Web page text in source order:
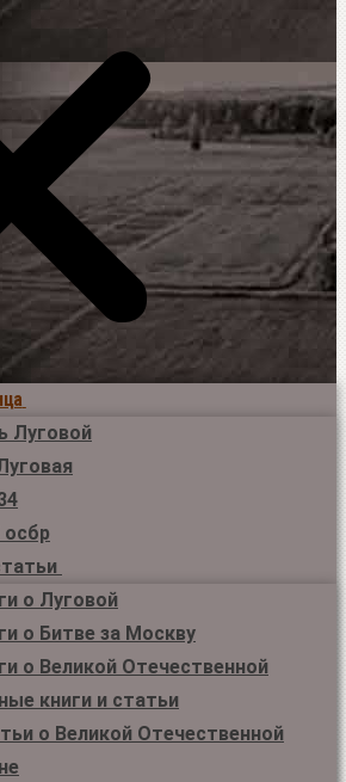
Луговой
осбр
о Луговой
о Битве за Москву
о Великой Отечественной
книги и статьи
о Великой Отечественной